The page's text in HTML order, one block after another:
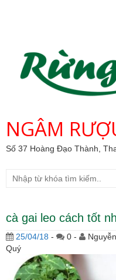
NGÂM
Số 37 Hoàng Đạo Thành,
cà gai leo cách tốt
25/04/18 - 0 -
Nguyễn
Quý